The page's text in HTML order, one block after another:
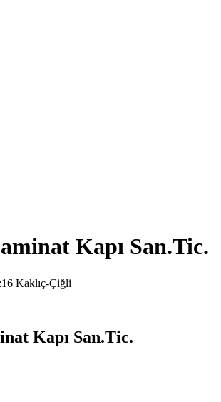
Kapı San.Tic.
Kaklıç-Çiğli
Kapı San.Tic.